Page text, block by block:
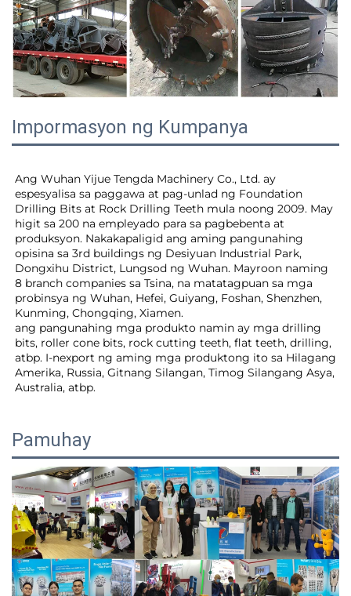
Impormasyon ng Kumpanya
Ang Wuhan Yijue Tengda Machinery Co., Ltd. ay
espesyalisa sa paggawa at pag-unlad ng Foundation
Drilling Bits at Rock Drilling Teeth mula noong 2009. May
higit sa 200 na empleyado para sa pagbebenta at
produksyon. Nakakapaligid ang aming pangunahing
opisina sa 3rd buildings ng Desiyuan Industrial Park,
Dongxihu District, Lungsod ng Wuhan. Mayroon naming
8 branch companies sa Tsina, na matatagpuan sa mga
probinsya ng Wuhan, Hefei, Guiyang, Foshan, Shenzhen,
Kunming, Chongqing, Xiamen.
ang pangunahing mga produkto namin ay mga drilling
bits, roller cone bits, rock cutting teeth, flat teeth, drilling,
atbp. I-nexport ng aming mga produktong ito sa Hilagang
Amerika, Russia, Gitnang Silangan, Timog Silangang Asya,
Australia, atbp.
Pamuhay